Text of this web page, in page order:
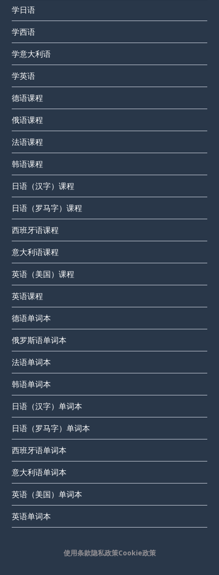
学日语
学西语
学意大利语
学英语
德语课程
俄语课程
法语课程
韩语课程
日语（汉字）课程
日语（罗马字）课程
西班牙语课程
意大利语课程
英语（美国）课程
英语课程
德语单词本
俄罗斯语单词本
法语单词本
韩语单词本
日语（汉字）单词本
日语（罗马字）单词本
西班牙语单词本
意大利语单词本
英语（美国）单词本
英语单词本
使用条款隐私政策Cookie政策